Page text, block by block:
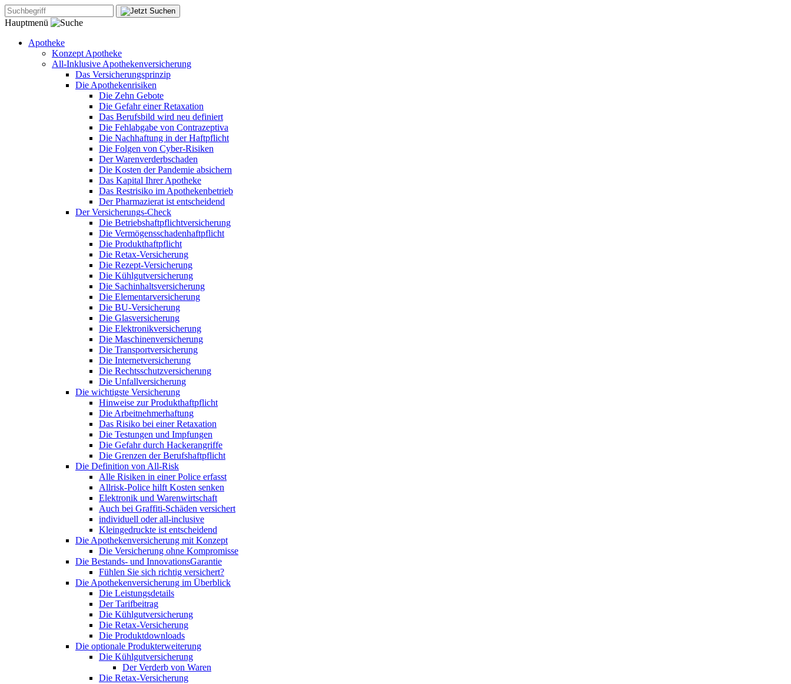
Hauptmenü
Apotheke
Konzept Apotheke
All-Inklusive Apothekenversicherung
Das Versicherungsprinzip
Die Apothekenrisiken
Die Zehn Gebote
Die Gefahr einer Retaxation
Das Berufsbild wird neu definiert
Die Fehlabgabe von Contrazeptiva
Die Nachhaftung in der Haftpflicht
Die Folgen von Cyber-Risiken
Der Warenverderbschaden
Die Kosten der Pandemie absichern
Das Kapital Ihrer Apotheke
Das Restrisiko im Apothekenbetrieb
Der Pharmazierat ist entscheidend
Der Versicherungs-Check
Die Betriebshaftpflichtversicherung
Die Vermögensschadenhaftpflicht
Die Produkthaftpflicht
Die Retax-Versicherung
Die Rezept-Versicherung
Die Kühlgutversicherung
Die Sachinhaltsversicherung
Die Elementarversicherung
Die BU-Versicherung
Die Glasversicherung
Die Elektronikversicherung
Die Maschinenversicherung
Die Transportversicherung
Die Internetversicherung
Die Rechtsschutzversicherung
Die Unfallversicherung
Die wichtigste Versicherung
Hinweise zur Produkthaftpflicht
Die Arbeitnehmerhaftung
Das Risiko bei einer Retaxation
Die Testungen und Impfungen
Die Gefahr durch Hackerangriffe
Die Grenzen der Berufshaftpflicht
Die Definition von All-Risk
Alle Risiken in einer Police erfasst
Allrisk-Police hilft Kosten senken
Elektronik und Warenwirtschaft
Auch bei Graffiti-Schäden versichert
individuell oder all-inclusive
Kleingedruckte ist entscheidend
Die Apothekenversicherung mit Konzept
Die Versicherung ohne Kompromisse
Die Bestands- und InnovationsGarantie
Fühlen Sie sich richtig versichert?
Die Apothekenversicherung im Überblick
Die Leistungsdetails
Der Tarifbeitrag
Die Kühlgutversicherung
Die Retax-Versicherung
Die Produktdownloads
Die optionale Produkterweiterung
Die Kühlgutversicherung
Der Verderb von Waren
Die Retax-Versicherung